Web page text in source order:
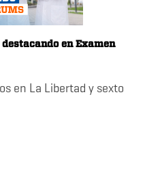
en Examen
en La Libertad y sexto